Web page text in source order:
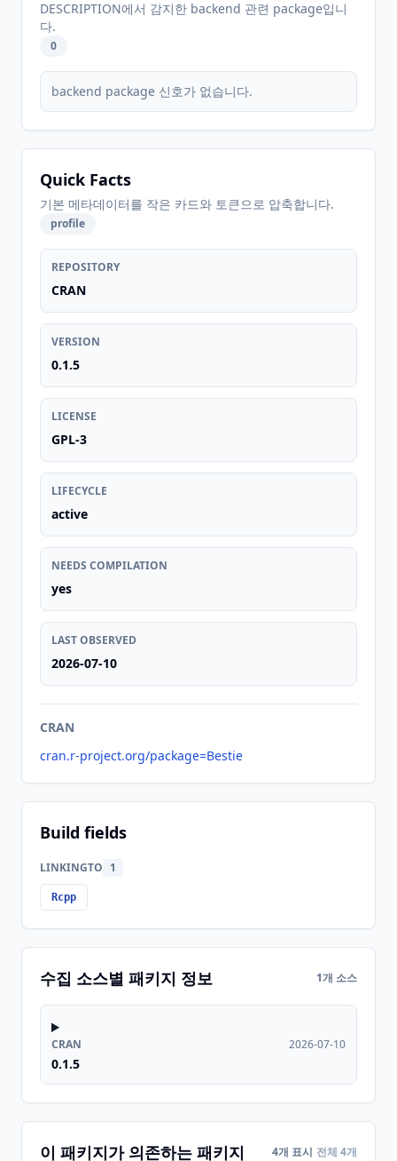
DESCRIPTION에서 감지한 backend 관련 package입니
다.
0
backend package 신호가 없습니다.
Quick Facts
기본 메타데이터를 작은 카드와 토큰으로 압축합니다.
profile
REPOSITORY
CRAN
VERSION
0.1.5
LICENSE
GPL-3
LIFECYCLE
active
NEEDS COMPILATION
yes
LAST OBSERVED
2026-07-10
CRAN
cran.r-project.org/package=Bestie
Build fields
LINKINGTO 1
Rcpp
수집 소스별 패키지 정보 1개 소스
CRAN
0.1.5
2026-07-10
이 패키지가 의존하는 패키지 4개 표시 전체 4개